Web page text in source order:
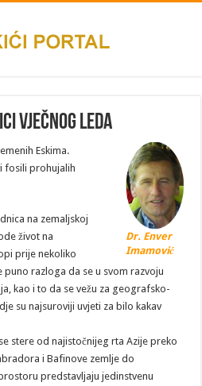
vječnog leda
Dr. Enver
Imamović
Eskima.
fosili prohujalih
na zemaljskoj
život na
prije nekoliko
razloga da se u svom razvoju
kao i to da se vežu za geografsko-
su najsuroviji uvjeti za bilo kakav
stere od najistočnijeg rta Azije preko
i Bafinove zemlje do
predstavljaju jedinstvenu